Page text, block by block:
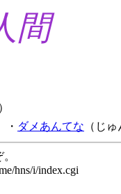
間
ダメあんてな （じ
hns/i/index.cgi